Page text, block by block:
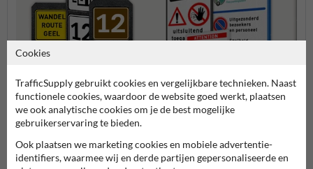
Bermpalen met
informatiebordjes
Cookies
TrafficSupply gebruikt cookies en vergelijkbare technieken. Naast
functionele cookies, waardoor de website goed werkt, plaatsen
we ook analytische cookies om je de best mogelijke
gebruikerservaring te bieden.
Ook plaatsen we marketing cookies en mobiele advertentie-
identifiers, waarmee wij en derde partijen gepersonaliseerde en